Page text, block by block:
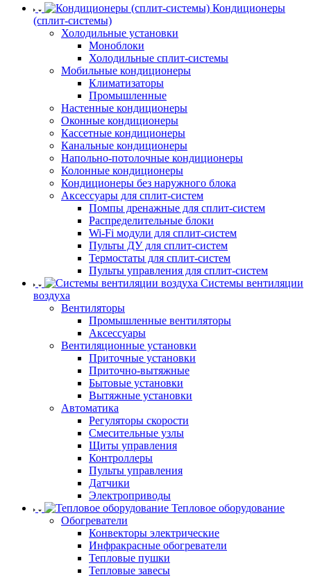
Кондиционеры
(сплит-системы)
Холодильные установки
Моноблоки
Холодильные сплит-системы
Мобильные кондиционеры
Климатизаторы
Промышленные
Настенные кондиционеры
Оконные кондиционеры
Кассетные кондиционеры
Канальные кондиционеры
Напольно-потолочные кондиционеры
Колонные кондиционеры
Кондиционеры без наружного блока
Аксессуары для сплит-систем
Помпы дренажные для сплит-систем
Распределительные блоки
Wi-Fi модули для сплит-систем
Пульты ДУ для сплит-систем
Термостаты для сплит-систем
Пульты управления для сплит-систем
Системы вентиляции
воздуха
Вентиляторы
Промышленные вентиляторы
Аксессуары
Вентиляционные установки
Приточные установки
Приточно-вытяжные
Бытовые установки
Вытяжные установки
Автоматика
Регуляторы скорости
Смесительные узлы
Щиты управления
Контроллеры
Пульты управления
Датчики
Электроприводы
Тепловое оборудование
Обогреватели
Конвекторы электрические
Инфракрасные обогреватели
Тепловые пушки
Тепловые завесы